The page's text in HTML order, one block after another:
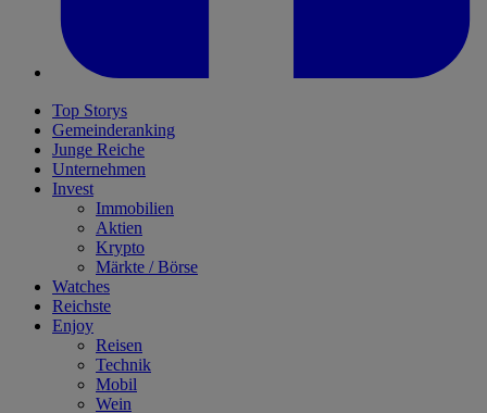
Top Storys
Gemeinderanking
Junge Reiche
Unternehmen
Invest
Immobilien
Aktien
Krypto
Märkte / Börse
Watches
Reichste
Enjoy
Reisen
Technik
Mobil
Wein